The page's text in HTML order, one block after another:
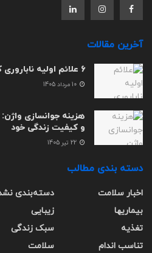
آخرین مقالات
6 علائم اولیه ناباروری که نباید نادیده بگیرید
هزینه جوانسازی
و کیفیت زندگی خود
دسته بندی مطالب
اخبار سلامت
بیماریها
تغذیه
تناسب اندام
دسته‌بندی
زیبایی
سبک زندگی
سلامت